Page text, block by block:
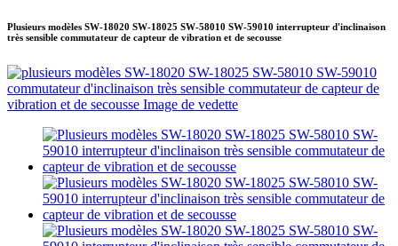
Plusieurs modèles SW-18020 SW-18025 SW-58010 SW-59010 interrupteur d'inclinaison
très sensible commutateur de capteur de vibration et de secousse